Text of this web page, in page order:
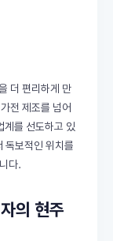
더 편리하게 만
전 제조를 넘어
를 선도하고 있
독보적인 위치를
다.
의 현주